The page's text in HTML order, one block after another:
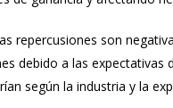
repercusiones son
debido a las expectativas
según la industria y la